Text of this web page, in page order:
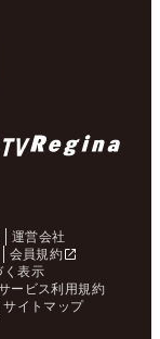
運営会社
会員規約
く表示
ービス利用規約
サイトマップ